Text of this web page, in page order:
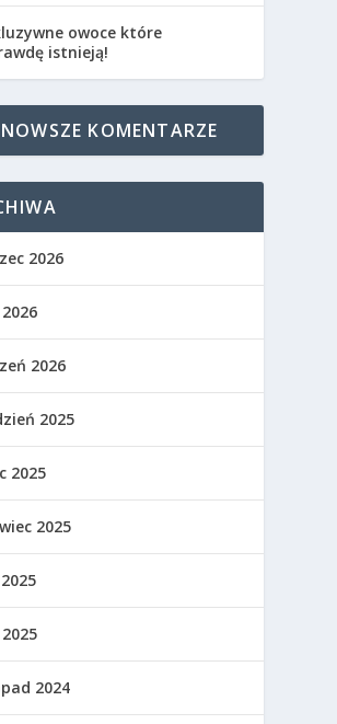
owoce które
istnieją!
KOMENTARZE
2026
2026
2025
2025
2025
2024